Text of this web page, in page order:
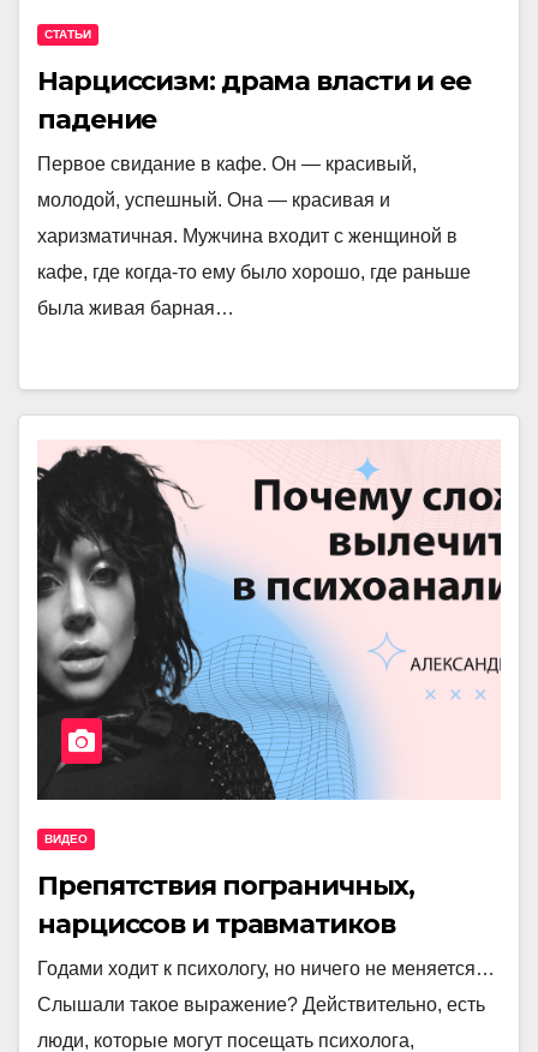
СТАТЬИ
Нарциссизм: драма власти и ее
падение
Первое свидание в кафе. Он — красивый,
молодой, успешный. Она — красивая и
харизматичная. Мужчина входит с женщиной в
кафе, где когда-то ему было хорошо, где раньше
была живая барная…
ВИДЕО
Препятствия пограничных,
нарциссов и травматиков
Годами ходит к психологу, но ничего не меняется…
Слышали такое выражение? Действительно, есть
люди, которые могут посещать психолога,